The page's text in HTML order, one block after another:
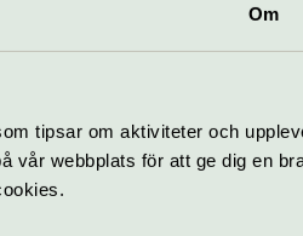
Om
tipsar om aktiviteter och
vår webbplats för att ge dig en